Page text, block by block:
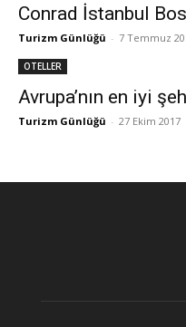
Conrad İstanbul
Turizm Günlüğü - 7 Temmuz
OTELLER
Avrupa’nın en iyi
Turizm Günlüğü - 27 Ekim 2017